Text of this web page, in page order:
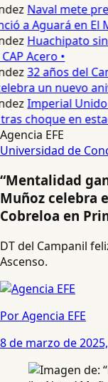
Naval mete
a Aguará en El
Huachipato sin
Acero •
32 años del
un nuevo
Imperial Unido
choque en
Agencia EFE
Universidad de
“Mentalidad
Muñoz celebra
Cobreloa en
DT del Campanil
Ascenso.
Por Agencia EFE
8 de marzo de